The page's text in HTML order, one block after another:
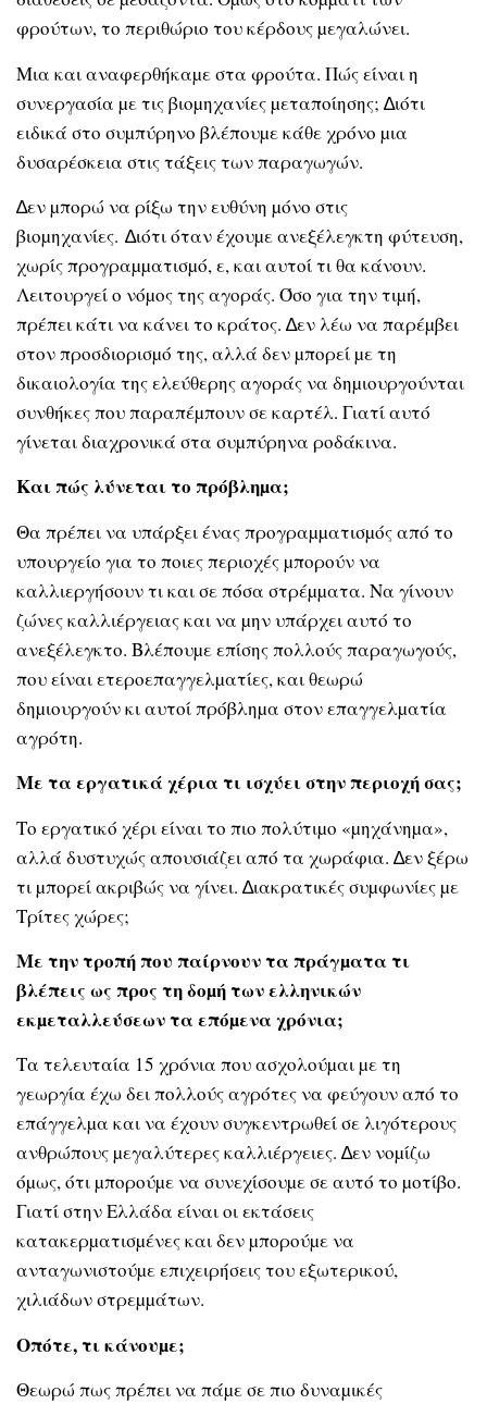
φρούτων, το περιθώριο του κέρδους µεγαλώνει.
Μια και αναφερθήκαµε στα φρούτα. Πώς είναι η
συνεργασία µε τις βιοµηχανίες µεταποίησης; ∆ιότι
ειδικά στο συµπύρηνο βλέπουµε κάθε χρόνο µια
δυσαρέσκεια στις τάξεις των παραγωγών.
∆εν µπορώ να ρίξω την ευθύνη µόνο στις
βιοµηχανίες. ∆ιότι όταν έχουµε ανεξέλεγκτη φύτευση,
χωρίς προγραµµατισµό, ε, και αυτοί τι θα κάνουν.
Λειτουργεί ο νόµος της αγοράς. Όσο για την τιµή,
πρέπει κάτι να κάνει το κράτος. ∆εν λέω να παρέµβει
στον προσδιορισµό της, αλλά δεν µπορεί µε τη
δικαιολογία της ελεύθερης αγοράς να δηµιουργούνται
συνθήκες που παραπέµπουν σε καρτέλ. Γιατί αυτό
γίνεται διαχρονικά στα συµπύρηνα ροδάκινα.
Και πώς λύνεται το πρόβληµα;
Θα πρέπει να υπάρξει ένας προγραµµατισµός από το
υπουργείο για το ποιες περιοχές µπορούν να
καλλιεργήσουν τι και σε πόσα στρέµµατα. Να γίνουν
ζώνες καλλιέργειας και να µην υπάρχει αυτό το
ανεξέλεγκτο. Βλέπουµε επίσης πολλούς παραγωγούς,
που είναι ετεροεπαγγελµατίες, και θεωρώ
δηµιουργούν κι αυτοί πρόβληµα στον επαγγελµατία
αγρότη.
Με τα εργατικά χέρια τι ισχύει στην περιοχή σας;
Το εργατικό χέρι είναι το πιο πολύτιµο «µηχάνηµα»,
αλλά δυστυχώς απουσιάζει από τα χωράφια. ∆εν ξέρω
τι µπορεί ακριβώς να γίνει. ∆ιακρατικές συµφωνίες µε
Τρίτες χώρες;
Με την τροπή που παίρνουν τα πράγµατα τι
βλέπεις ως προς τη δοµή των ελληνικών
εκµεταλλεύσεων τα επόµενα χρόνια;
Τα τελευταία 15 χρόνια που ασχολούµαι µε τη
γεωργία έχω δει πολλούς αγρότες να φεύγουν από το
επάγγελµα και να έχουν συγκεντρωθεί σε λιγότερους
ανθρώπους µεγαλύτερες καλλιέργειες. ∆εν νοµίζω
όµως, ότι µπορούµε να συνεχίσουµε σε αυτό το µοτίβο.
Γιατί στην Ελλάδα είναι οι εκτάσεις
κατακερµατισµένες και δεν µπορούµε να
ανταγωνιστούµε επιχειρήσεις του εξωτερικού,
χιλιάδων στρεµµάτων.
Οπότε, τι κάνουµε;
Θεωρώ πως πρέπει να πάµε σε πιο δυναµικές